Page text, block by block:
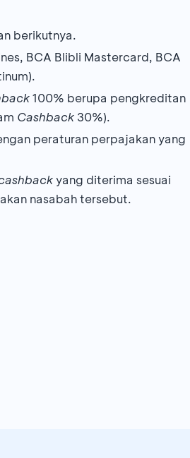
berikutnya.
BCA Blibli Mastercard, BCA
100% berupa pengkreditan
Cashback 30%).
peraturan perpajakan yang
yang diterima sesuai
nasabah tersebut.